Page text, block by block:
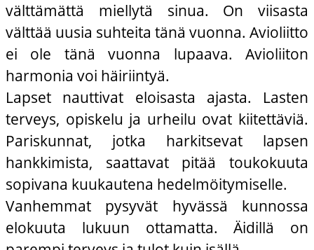
välttämättä miellytä sinua. On viisasta
välttää uusia suhteita tänä vuonna. Avioliitto
ei ole tänä vuonna lupaava. Avioliiton
harmonia voi häiriintyä.
Lapset nauttivat eloisasta ajasta. Lasten
terveys, opiskelu ja urheilu ovat kiitettäviä.
Pariskunnat, jotka harkitsevat lapsen
hankkimista, saattavat pitää toukokuuta
sopivana kuukautena hedelmöitymiselle.
Vanhemmat pysyvät hyvässä kunnossa
elokuuta lukuun ottamatta. Äidillä on